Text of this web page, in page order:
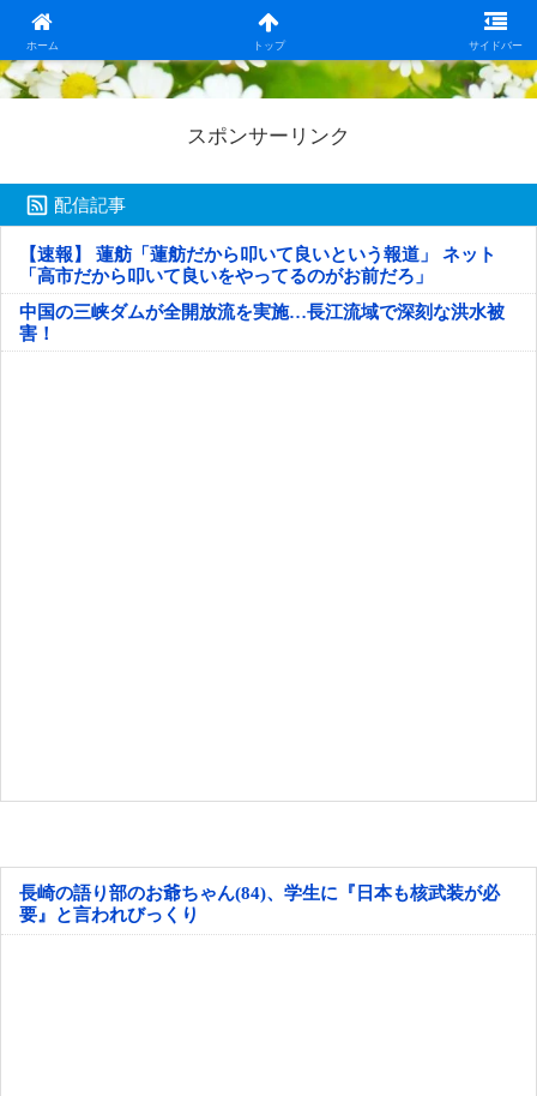
ホーム トップ サイドバー
日本第一！ニュース録
スポンサーリンク
配信記事
【速報】 蓮舫「蓮舫だから叩いて良いという報道」 ネット
「高市だから叩いて良いをやってるのがお前だろ」
中国の三峡ダムが全開放流を実施…長江流域で深刻な洪水被
害！
長崎の語り部のお爺ちゃん(84)、学生に『日本も核武装が必
要』と言われびっくり